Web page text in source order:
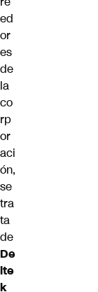
ed
or
es
de
la
co
rp
or
aci
ón,
se
tra
ta
de
De
lte
k